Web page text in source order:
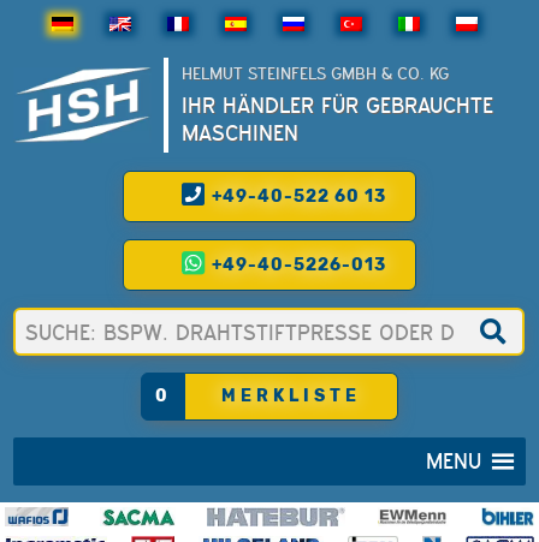
HELMUT STEINFELS GMBH & CO. KG
IHR HÄNDLER FÜR GEBRAUCHTE
MASCHINEN
+49-40-522 60 13
+49-40-5226-013
0 MERKLISTE
MENU